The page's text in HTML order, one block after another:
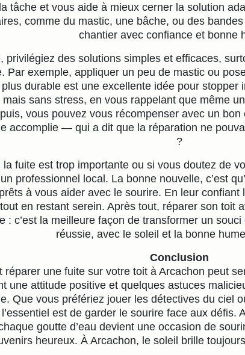
tâche et vous aide à mieux cerner la solution
comme du mastic, une bâche, ou des
chantier avec confiance et bonne
privilégiez des solutions simples et efficaces,
Par exemple, appliquer un peu de mastic ou
durable est une excellente idée pour stopper
sans stress, en vous rappelant que même
vous pouvez vous récompenser avec un
accomplie — qui a dit que la réparation ne
?
la fuite est trop importante ou si vous doutez de
professionnel local. La bonne nouvelle, c’est
à vous aider avec le sourire. En leur
en restant serein. Après tout, réparer son toit
: c’est la meilleure façon de transformer un
réussie, avec le soleil et la bonne
Conclusion
réparer une fuite sur votre toit à Arcachon peut
une attitude positive et quelques astuces
Que vous préfériez jouer les détectives du ciel
est de garder le sourire face aux défis.
goutte d’eau devient une occasion de
heureux. À Arcachon, le soleil brille